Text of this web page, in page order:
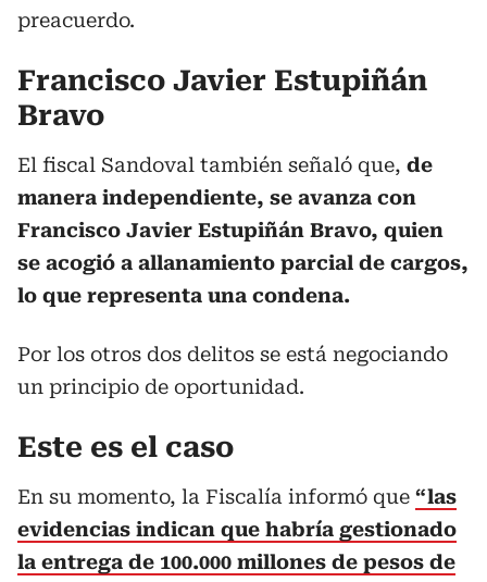
preacuerdo.
Francisco Javier Estupiñán
Bravo
El fiscal Sandoval también señaló que, de
manera independiente, se avanza con
Francisco Javier Estupiñán Bravo, quien
se acogió a allanamiento parcial de cargos,
lo que representa una condena.
Por los otros dos delitos se está negociando
un principio de oportunidad.
Este es el caso
En su momento, la Fiscalía informó que “las
evidencias indican que habría gestionado
la entrega de 100.000 millones de pesos de